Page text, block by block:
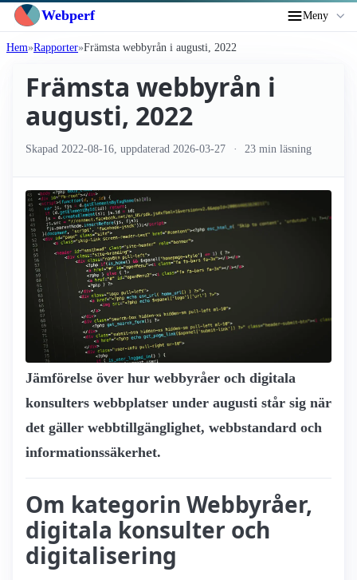
Webperf Meny
Hem Rapporter Främsta webbyrån i augusti, 2022
Främsta webbyrån i
augusti, 2022
Skapad 2022-08-16 , uppdaterad 2026-03-27 23 min läsning
Jämförelse över hur webbyråer och digitala
konsulters webbplatser under augusti står sig när
det gäller webbtillgänglighet, webbstandard och
informationssäkerhet.
Om kategorin Webbyråer,
digitala konsulter och
digitalisering